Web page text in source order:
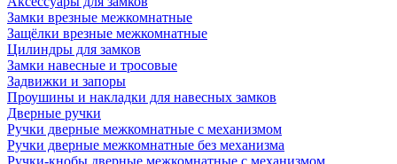
Замки врезные межкомнатные
Защёлки врезные межкомнатные
Цилиндры для замков
Замки навесные и тросовые
Задвижки и запоры
Проушины и накладки для навесных замков
Дверные ручки
Ручки дверные межкомнатные с механизмом
Ручки дверные межкомнатные без механизма
Ручки-кнобы дверные межкомнатные с механизмом